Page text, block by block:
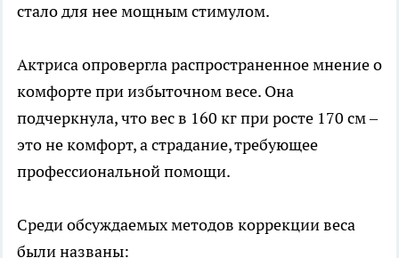
стало для нее мощным стимулом.
Актриса опровергла распространенное мнение о
комфорте при избыточном весе. Она
подчеркнула, что вес в 160 кг при росте 170 см –
это не комфорт, а страдание, требующее
профессиональной помощи.
Среди обсуждаемых методов коррекции веса
были названы: